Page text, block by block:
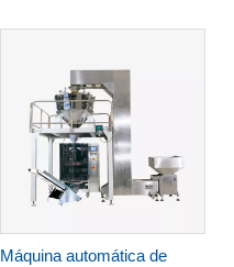
Máquina automática de